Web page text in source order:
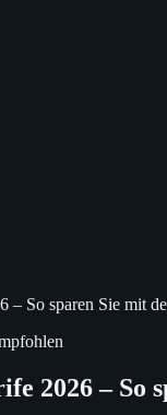
– So sparen Sie mit
2026 – So